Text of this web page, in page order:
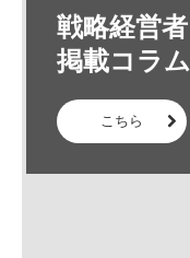
戦略経営者
掲載コラム
こちら